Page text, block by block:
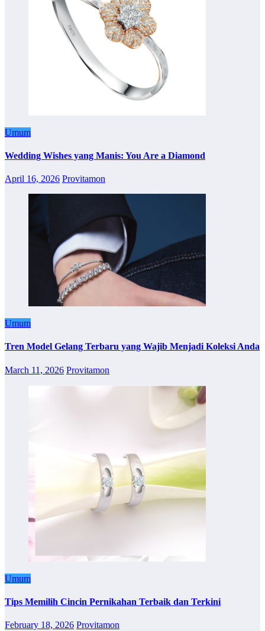
Umum
Wedding Wishes yang Manis: You Are a Diamond
April 16, 2026 Provitamon
Umum
Tren Model Gelang Terbaru yang Wajib Menjadi Koleksi Anda
March 11, 2026 Provitamon
Umum
Tips Memilih Cincin Pernikahan Terbaik dan Terkini
February 18, 2026 Provitamon